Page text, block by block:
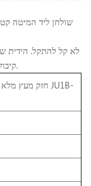
שולחן ליד המיטה
לא קל להתקל. הידית
קיבולת גדולה, זהו אחסון יעיל של פריטים קטנים שונים.